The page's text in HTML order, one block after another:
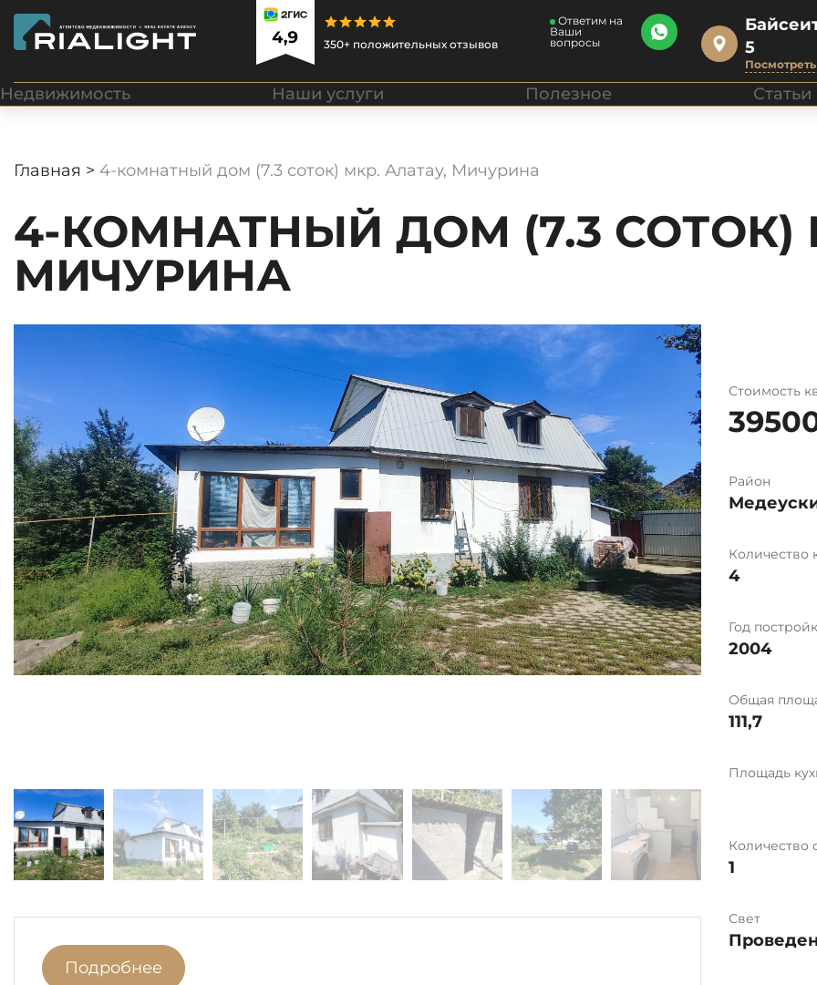
350+ положительных отзывов
Ответим на
Ваши
вопросы
5
Недвижимость Наши услуги Полезное Статьи
Главная > 4-комнатный дом (7.3 соток) мкр. Алатау, Мичурина
4-КОМНАТНЫЙ ДОМ (7.3 СОТОК)
МИЧУРИНА
Подробнее
Стоимость
Район
Количество
4
Год
2004
Общая
111,7
Площадь
Количество
1
Свет